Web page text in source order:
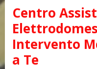
Centro
Intervento
a Te